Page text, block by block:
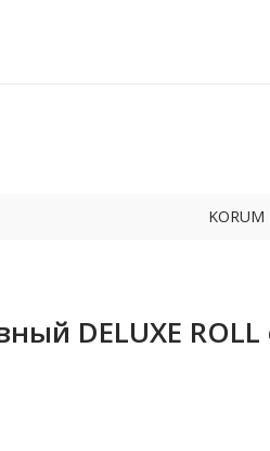
KORUM
DELUXE